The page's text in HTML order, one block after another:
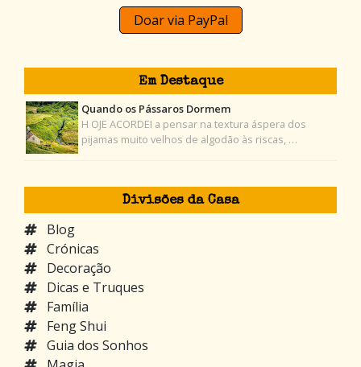
Doar via PayPal
Em Destaque
Quando os Pássaros Dormem
H OJE ACORDEI a pensar na textura áspera dos
pijamas muito velhos de algodão às riscas, …
Divisões da Casa
Blog
Crónicas
Decoração
Dicas e Truques
Família
Feng Shui
Guia dos Sonhos